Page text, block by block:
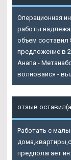
Операционная
работы
объем составил
предложение в
Анапа -
волновайся -
отзыв
Работать с
предполагает